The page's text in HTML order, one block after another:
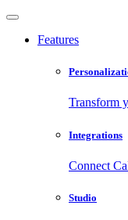
Features
Transform
Integrations
Connect
Studio